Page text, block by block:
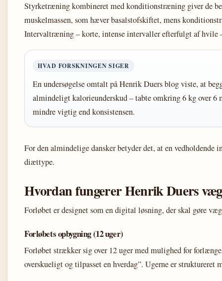
Styrketræning kombineret med konditionstræning giver de
muskelmassen, som hæver basalstofskiftet, mens
Intervaltræning – korte, intense intervaller efterfulgt af
HVAD FORSKNINGEN SIGER
En undersøgelse omtalt på Henrik Duers blog viste, at
almindeligt kalorieunderskud – tabte omkring 6 kg over 6
mindre vigtig end konsistensen.
For den almindelige dansker betyder det, at en vedholdende
diættype.
Hvordan fungerer Henrik Duers
Forløbet er designet som en digital løsning, der skal gøre
Forløbets opbygning (12 uger)
Forløbet strækker sig over 12 uger med mulighed for
overskueligt og tilpasset en hverdag”. Ugerne er